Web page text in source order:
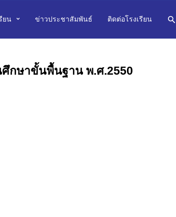
ยน ข่าวประชาสัมพันธ์ ติดต่อโรงเรียน
ศึกษาขั้นพื้นฐาน พ.ศ.2550